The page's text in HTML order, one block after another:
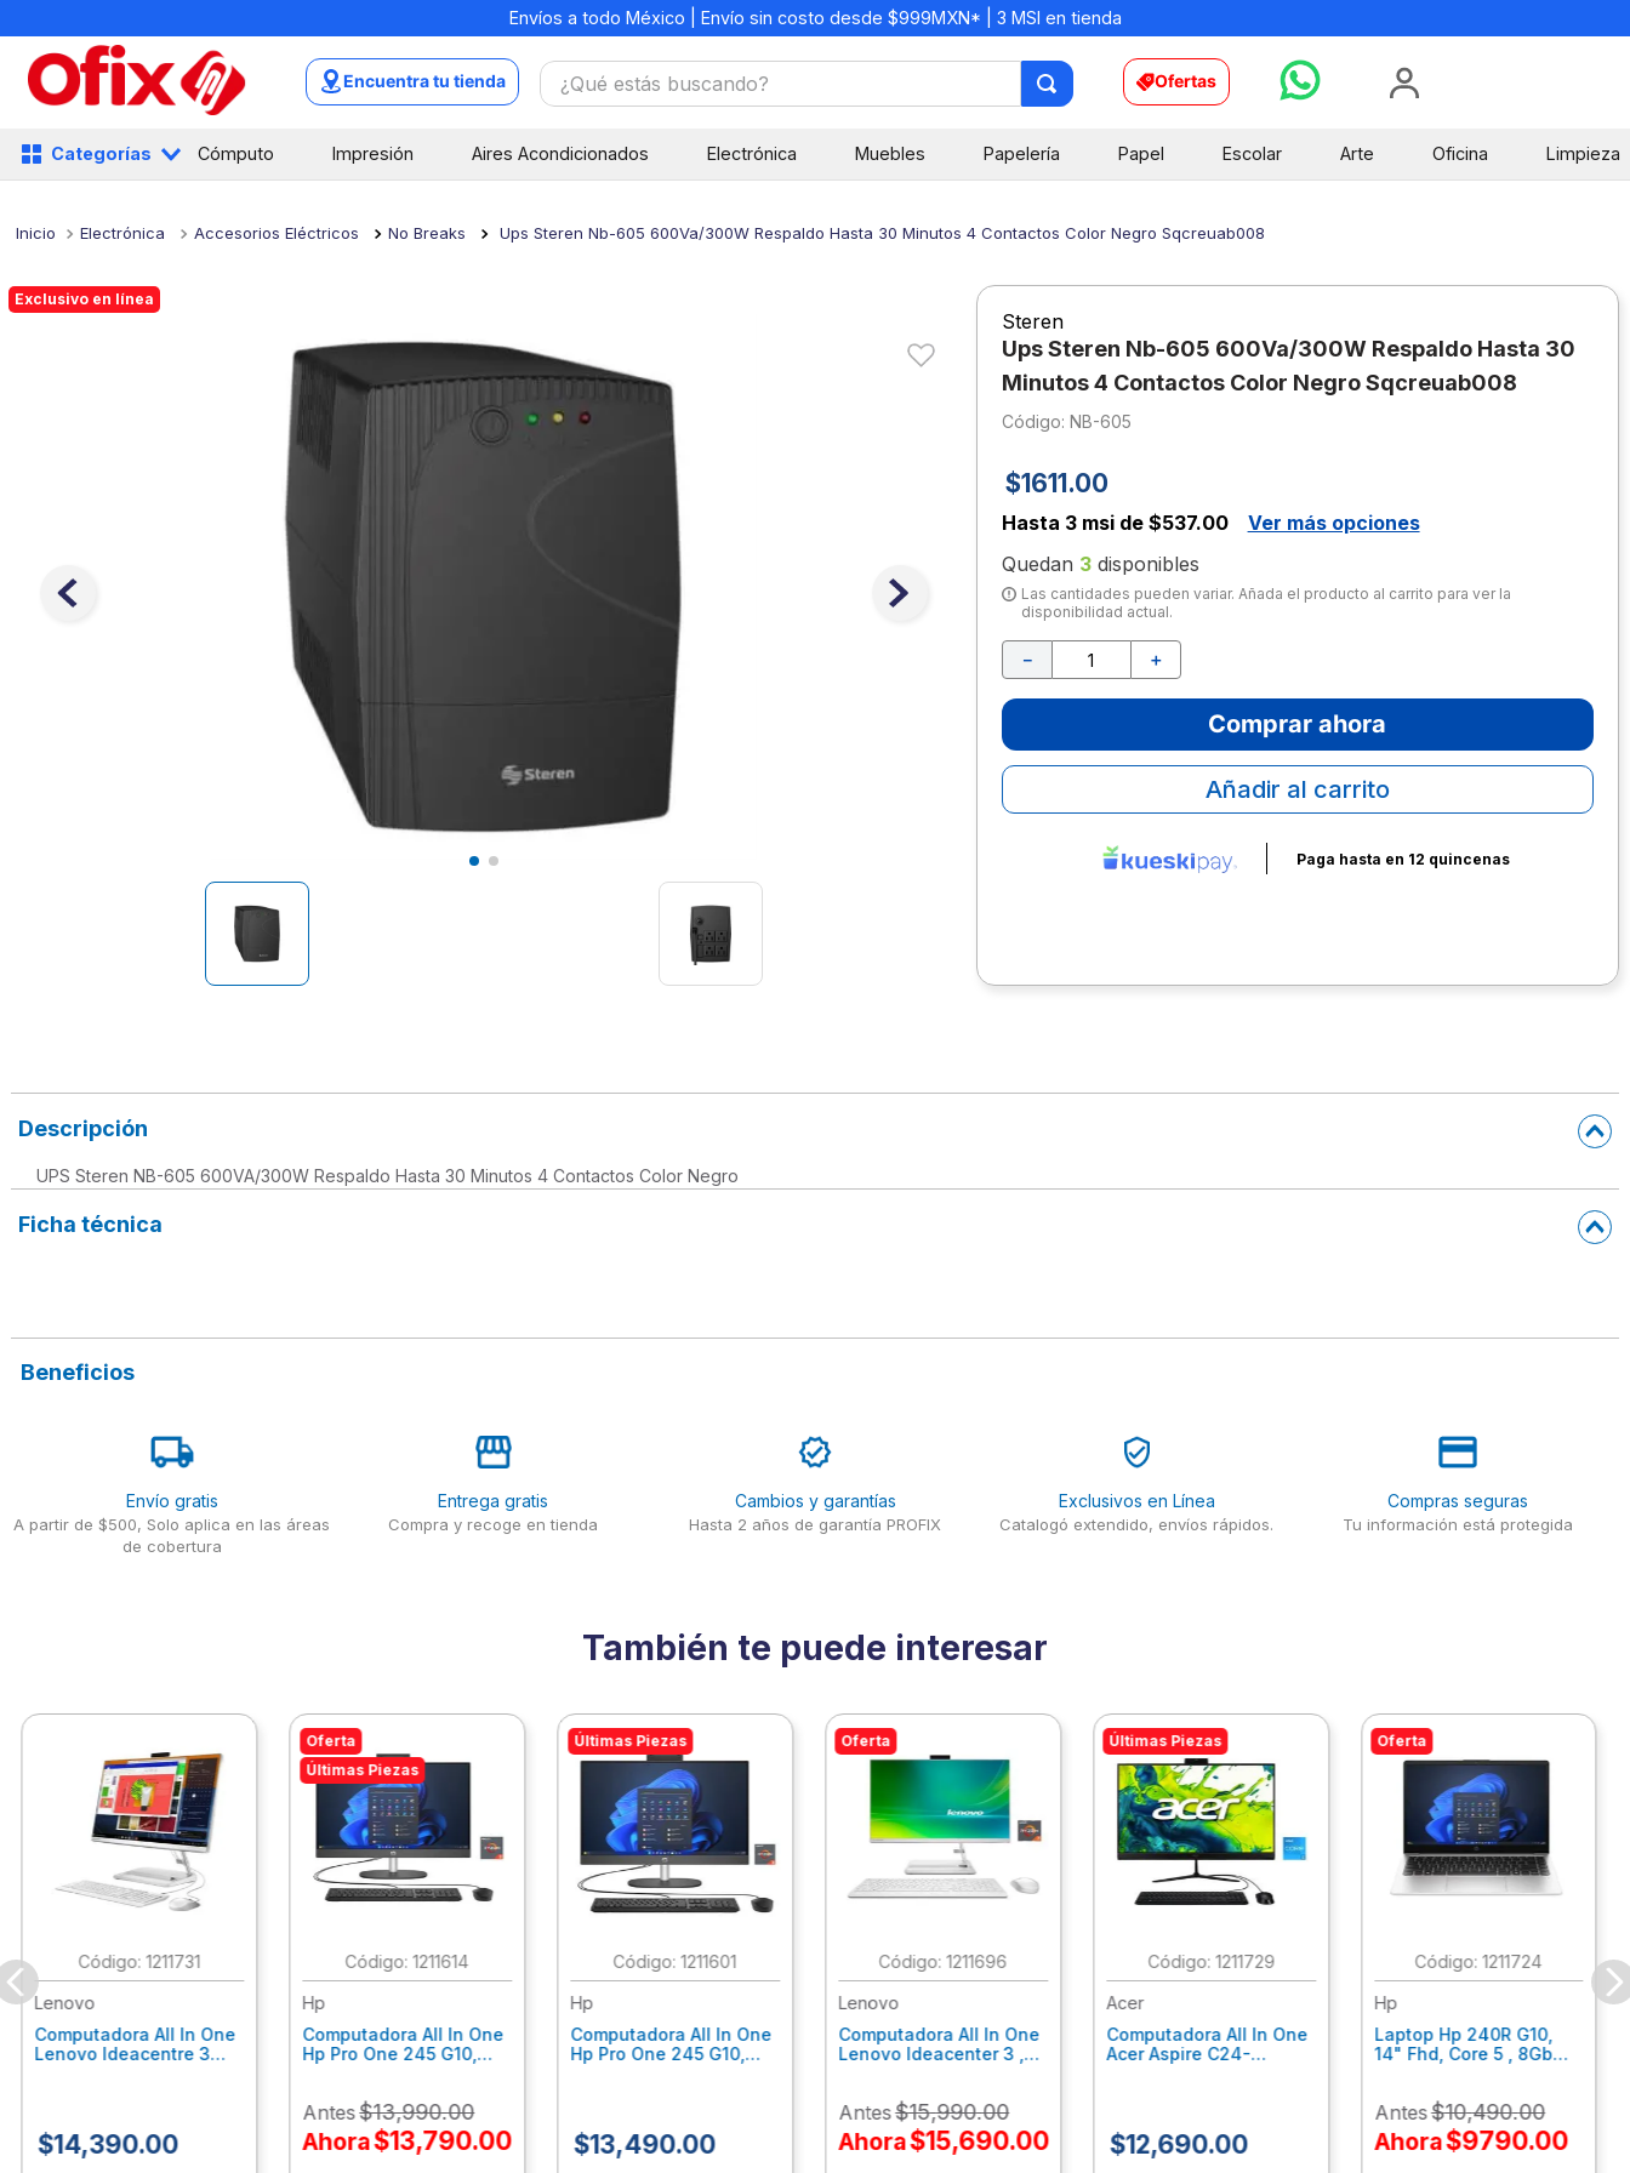
Envíos a todo México | Envío sin costo desde $999MXN* | 3 MSI en tienda
Encuentra tu tienda ¿Qué estás buscando? Ofertas
Categorías Cómputo Impresión Aires Acondicionados Electrónica Muebles Papelería Papel Escolar Arte Oficina Limpieza
Electrónica Accesorios Eléctricos No Breaks Ups Steren Nb-605 600Va/300W Respaldo Hasta 30 Minutos 4 Contactos Color Negro Sqcreuab008
Exclusivo en línea
Steren
Ups Steren Nb-605 600Va/300W Respaldo Hasta 30
Minutos 4 Contactos Color Negro Sqcreuab008
: NB-605
$1611.00
Hasta 3 msi de $537.00
Ver más opciones
Quedan 3disponibles
Las cantidades pueden variar. Añada el producto al carrito para ver la
disponibilidad actual.
＋
－
Comprar ahora
Añadir al carrito
Paga hasta en 12 quincenas
Descripción
UPS Steren NB-605 600VA/300W Respaldo Hasta 30 Minutos 4 Contactos Color Negro
Ficha técnica
Beneficios
Envío gratis
A partir de $500, Solo aplica en las áreas
de cobertura
Entrega gratis
Compra y recoge en tienda
Cambios y garantías
Hasta 2 años de garantía PROFIX
Exclusivos en Línea
Catalogó extendido, envíos rápidos.
Compras seguras
Tu información está protegida
También te puede interesar
:1211731
Lenovo
Computadora All In One
Lenovo Ideacentre 3
F0G1014Ald
$14,390.00
Oferta
Últimas Piezas
:1211614
Hp
Computadora All In One
Hp Pro One 245 G10,
Fhd, Win11Home
9P7K6La
Antes$13,990.00
Ahora$13,790.00
Últimas Piezas
:1211601
Hp
Computadora All In One
Hp Pro One 245 G10,
9P7K5La
$13,490.00
Oferta
:1211696
Lenovo
Computadora All In One
Lenovo Ideacenter 3 ,
Fhd, Win11 Home
F0G1014Nld
Antes$15,990.00
Ahora$15,690.00
Últimas Piezas
: 1211729
Acer
Computadora All In One
Acer Aspire C24-
Dq.Bmjal.002
$12,690.00
Oferta
:1211724
Hp
Laptop Hp 240R G10,
14" Fhd, Core 5 , 8Gb
Antes$10,490.00
Ahora$9790.00
6 .
boligrafo
sacapuntas
1.
mochilas
.
libretas
3.
cuaderno
5.
colores
7.
escritorio